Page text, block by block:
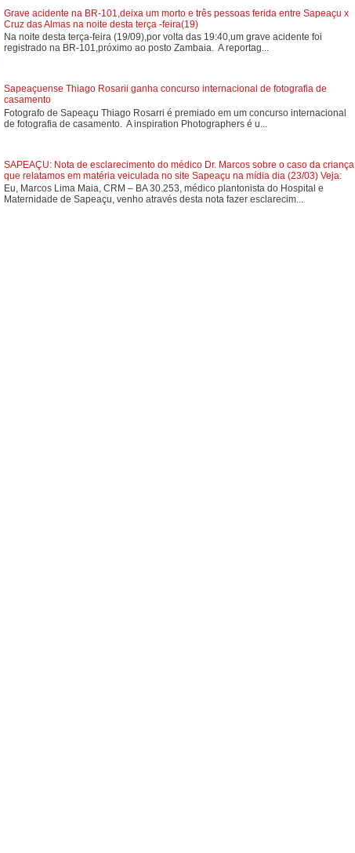
Grave acidente na BR-101,deixa um morto e três pessoas ferida entre Sapeaçu x
Cruz das Almas na noite desta terça -feira(19)
Na noite desta terça-feira (19/09),por volta das 19:40,um grave acidente foi
registrado na BR-101,próximo ao posto Zambaia. A reportag...
Sapeaçuense Thiago Rosarii ganha concurso internacional de fotografia de
casamento
Fotografo de Sapeaçu Thiago Rosarri é premiado em um concurso internacional
de fotografia de casamento. A inspiration Photographers é u...
SAPEAÇU: Nota de esclarecimento do médico Dr. Marcos sobre o caso da criança
que relatamos em matéria veiculada no site Sapeaçu na mídia dia (23/03) Veja:
Eu, Marcos Lima Maia, CRM – BA 30.253, médico plantonista do Hospital e
Maternidade de Sapeaçu, venho através desta nota fazer esclarecim...